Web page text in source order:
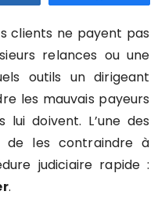
clients ne payent pas
relances ou une
outils un dirigeant
les mauvais payeurs
doivent. L’une des
de les contraindre à
judiciaire rapide :
.